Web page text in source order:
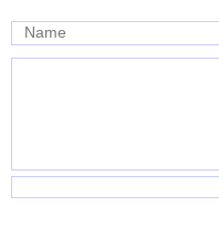
Name